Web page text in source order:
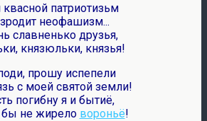
патриотизьм
неофашизм...
славненько друзья,
князюльки, князья!
прошу испепели
с моей святой земли!
погибну я и бытиё,
не жирело вороньё!